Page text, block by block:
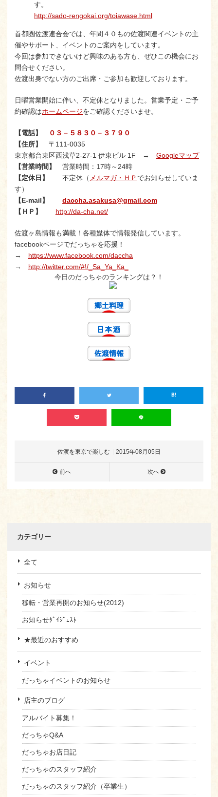
す。
http://sado-rengokai.org/toiawase.html
首都圏佐渡連合会では、年間４０もの佐渡関連イベントの主
催やサポート、イベントのご案内をしています。
今回は参加できないけど興味のある方も、ぜひこの機会にお
問合せください。
佐渡出身でない方のご出席・ご参加も歓迎しております。
日曜営業開始に伴い、不定休となりました。営業予定・ご予
約確認はホームページをご確認くださいませ。
【電話】
０３－５８３０－３７９０
【住所】 〒111-0035
東京都台東区西浅草2-27-1 伊東ビル 1F → Googleマップ
【営業時間】 営業時間：17時～24時
【定休日】 不定休（ メルマガ・ＨＰ でお知らせしていま
す）
【E-mail】 daccha.asakusa@gmail.com
【ＨＰ】 http://da-cha.net/
佐渡ヶ島情報も満載！各種媒体で情報発信しています。
facebookページでだっちゃを応援！
→ https://www.facebook.com/daccha
→ http://twitter.com/#!/_Sa_Ya_Ka_
今日のだっちゃのランキングは？！
佐渡を東京で楽しむ 2015年08月05日
前へ 次へ
カテゴリー
全て
お知らせ
移転・営業再開のお知らせ(2012)
お知らせﾀﾞｲｼﾞｪｽﾄ
★最近のおすすめ
イベント
だっちゃイベントのお知らせ
店主のブログ
アルバイト募集！
だっちゃQ&A
だっちゃお店日記
だっちゃのスタッフ紹介
だっちゃのスタッフ紹介（卒業生）